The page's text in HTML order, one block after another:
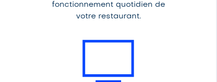
fonctionnement quotidien de
votre restaurant.